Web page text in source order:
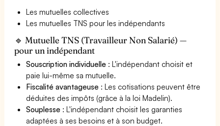
Les mutuelles collectives
Les mutuelles TNS pour les indépendants
🔹 Mutuelle TNS (Travailleur Non Salarié) —
pour un indépendant
Souscription individuelle : L'indépendant choisit et
paie lui-même sa mutuelle.
Fiscalité avantageuse : Les cotisations peuvent être
déduites des impôts (grâce à la loi Madelin).
Souplesse : L'indépendant choisit les garanties
adaptées à ses besoins et à son budget.